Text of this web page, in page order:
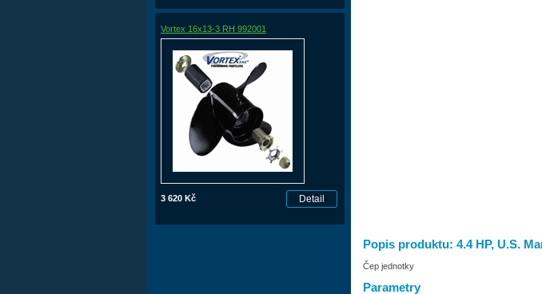
Vortex 16x13-3 RH 992001
3 620 Kč
Popis produktu: 4.4 HP, U.S.
Čep jednotky
Parametry